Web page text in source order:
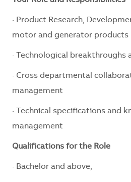
· Product Research,
motor and generator products
· Technological breakthroughs
· Cross departmental
management
· Technical specifications and
management
Qualifications for the Role
· Bachelor and above,